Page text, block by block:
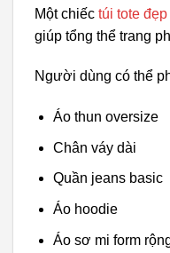
Một chiếc túi tote đẹp
giúp tổng thể trang
Người dùng có thể
Áo thun oversize
Chân váy dài
Quần jeans basic
Áo hoodie
Áo sơ mi form